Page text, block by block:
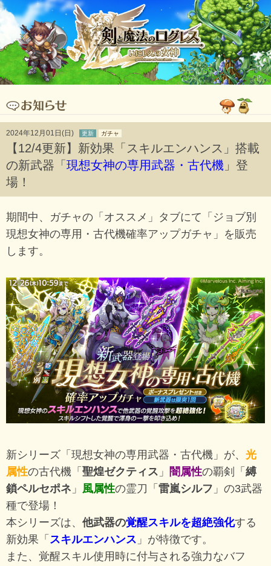
2024年12月01日(日) 更新 ガチャ
【12/4更新】新効果「スキルエンハンス」搭載
の新武器「 現想女神の専用武器・古代機 」登
場！
期間中、ガチャの「オススメ」タブにて「ジョブ別
現想女神の専用・古代機確率アップガチャ」を販売
します。
新シリーズ「現想女神の専用武器・古代機」が、 光
属性の古代機「 聖煌ゼクティス 」 闇属性の覇剣「 縛
鎖ペルセポネ 」 風属性の霊刀「 雷嵐シルフ 」の3武器
種で登場！
本シリーズは、 他武器の覚醒スキルを超絶強化する
新効果「 スキルエンハンス 」が特徴です。
また、覚醒スキル使用時に付与される強力なバフ